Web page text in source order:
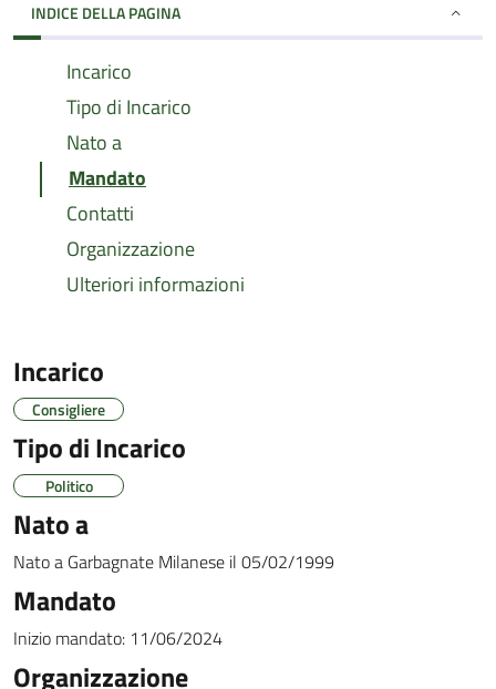
INDICE DELLA PAGINA
Incarico
Tipo di Incarico
Nato a
Mandato
Contatti
Organizzazione
Ulteriori informazioni
Incarico
Consigliere
Tipo di Incarico
Politico
Nato a
Nato a Garbagnate Milanese il 05/02/1999
Mandato
Inizio mandato: 11/06/2024
Organizzazione